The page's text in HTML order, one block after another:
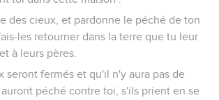
des cieux, et pardonne le péché de ton
les retourner dans la terre que tu leur
à leurs pères.
seront fermés et qu'il n'y aura pas de
péché contre toi, s'ils prient en se